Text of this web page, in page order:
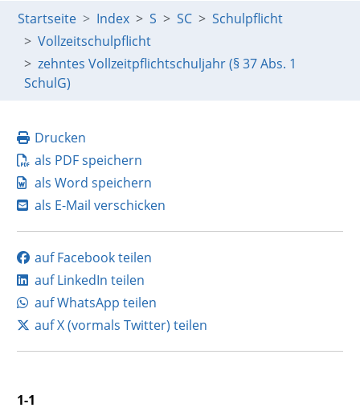
Startseite Index S SC
Schulpflicht
Vollzeitschulpflicht
zehntes Vollzeitpflichtschuljahr (§ 37 Abs. 1
SchulG)
Drucken
als PDF speichern
als Word speichern
als E-Mail verschicken
auf Facebook teilen
auf LinkedIn teilen
auf WhatsApp teilen
auf X (vormals Twitter) teilen
1-1